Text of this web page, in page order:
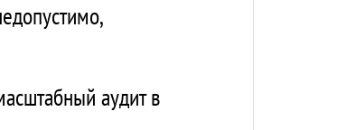
аудит в